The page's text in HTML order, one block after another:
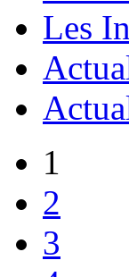
Les
1
2
3